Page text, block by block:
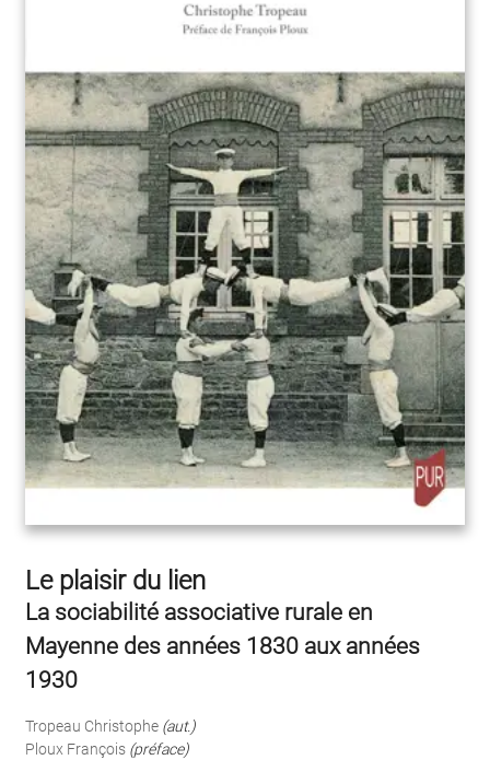
Le plaisir du lien
La sociabilité associative rurale en
Mayenne des années 1830 aux années
1930
Tropeau Christophe (aut.)
Ploux François (préface)